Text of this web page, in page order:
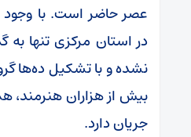
عصر حاضر است. با وجود
در استان مرکزی تنها
نشده و با تشکیل ده‌ها
بیش از هزاران هنرمند،
جریان دارد.